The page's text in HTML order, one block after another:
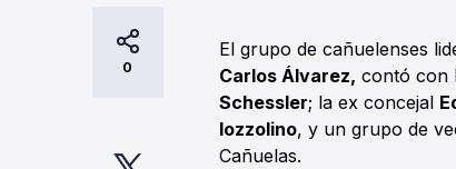
0
El grupo de cañuelenses
Carlos Álvarez, contó con
Schessler; la ex concejal
Iozzolino, y un grupo de
Cañuelas.